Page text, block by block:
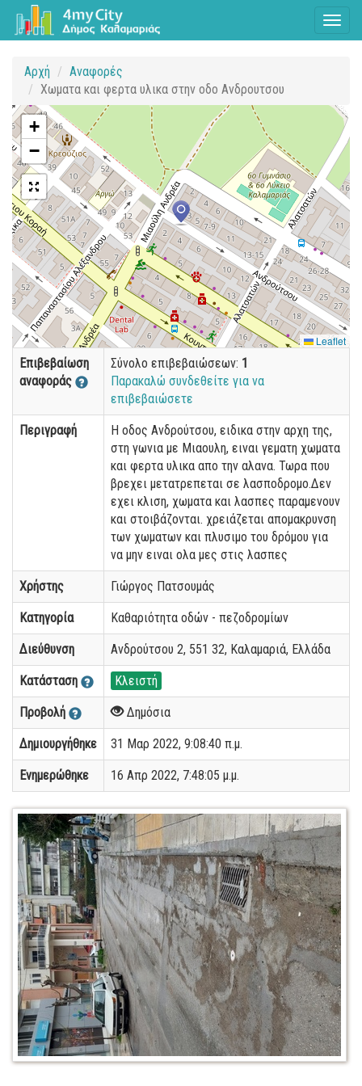
Αρχή
Αναφορές
Χωματα και φερτα υλικα στην οδο Ανδρουτσου
+
−
Leaflet
Επιβεβαίωση
αναφοράς
Σύνολο επιβεβαιώσεων: 1
Παρακαλώ συνδεθείτε για να
επιβεβαιώσετε
Περιγραφή
Η οδος Ανδρούτσου, ειδικα στην αρχη της,
στη γωνια με Μιαουλη, ειναι γεματη χωματα
και φερτα υλικα απο την αλανα. Τωρα που
βρεχει μετατρεπεται σε λασποδρομο.Δεν
εχει κλιση, χωματα και λασπες παραμενουν
και στοιβάζονται. χρειάζεται απομακρυνση
των χωματων και πλυσιμο του δρόμου για
να μην ειναι ολα μες στις λασπες
Χρήστης Γιώργος Πατσουμάς
Κατηγορία Καθαριότητα οδών - πεζοδρομίων
Διεύθυνση Ανδρούτσου 2, 551 32, Καλαμαριά, Ελλάδα
Κατάσταση Κλειστή
Προβολή Δημόσια
Δημιουργήθηκε 31 Μαρ 2022, 9:08:40 π.μ.
Ενημερώθηκε 16 Απρ 2022, 7:48:05 μ.μ.